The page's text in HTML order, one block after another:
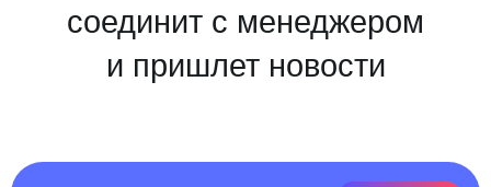
соединит с менеджером
и пришлет новости